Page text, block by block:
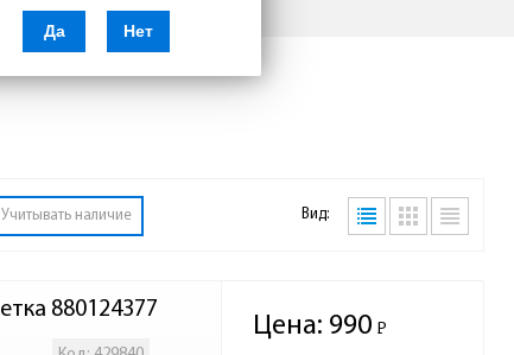
Да Нет
Учитывать наличие Вид:
880124377
Цена: 990 Р
-